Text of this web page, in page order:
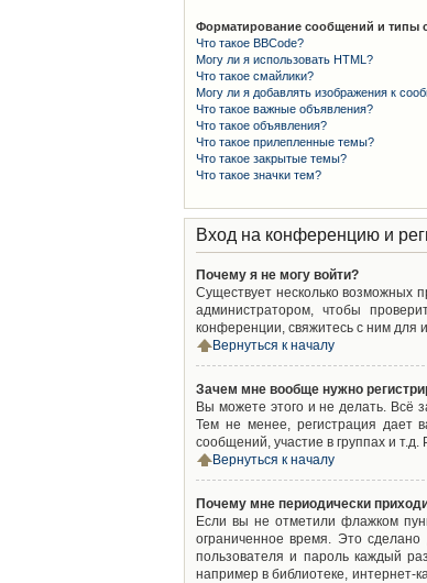
Форматирование сообщений и типы
Что такое BBCode?
Могу ли я использовать HTML?
Что такое смайлики?
Могу ли я добавлять изображения к
Что такое важные объявления?
Что такое объявления?
Что такое прилепленные темы?
Что такое закрытые темы?
Что такое значки тем?
Вход на конференцию и
Почему я не могу войти?
Существует несколько возможных
администратором, чтобы
конференции, свяжитесь с ним для
Вернуться к началу
Зачем мне вообще нужно
Вы можете этого и не делать. Всё
Тем не менее, регистрация дает
сообщений, участие в группах и
Вернуться к началу
Почему мне периодически
Если вы не отметили флажком
ограниченное время. Это
пользователя и пароль каждый
например в библиотеке, интернет-